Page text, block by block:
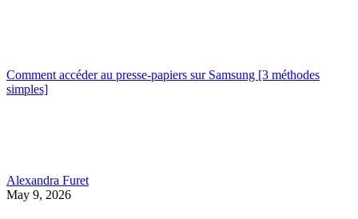
Comment accéder au presse-papiers sur Samsung [3 méthodes
simples]
Alexandra Furet
May 9, 2026